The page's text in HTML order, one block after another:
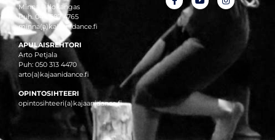
Minna Palokangas
Puh. 044 587 4765
minna(a)kajaanidance.fi
APULAISREHTORI
Arto Petjala
Puh: 050 313 4470
arto(a)kajaanidance.fi
OPINTOSIHTEERI
opintosihteeri(a)kajaanidance.fi